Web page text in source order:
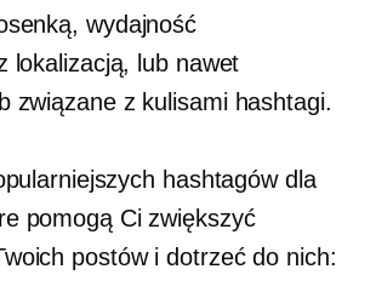
wydajność
lokalizacją, lub nawet
związane z kulisamihashtagi.
hashtagów dla
pomogą Ci zwiększyć
postów i dotrzeć do nich: